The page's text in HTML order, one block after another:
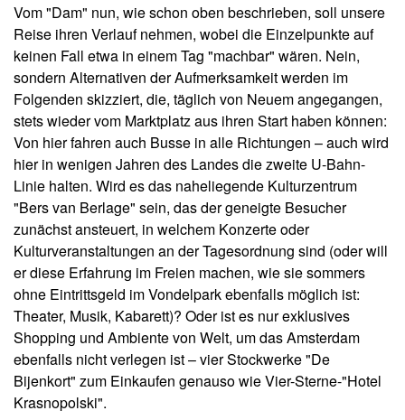
Vom "Dam" nun, wie schon oben beschrieben, soll unsere
Reise ihren Verlauf nehmen, wobei die Einzelpunkte auf
keinen Fall etwa in einem Tag "machbar" wären. Nein,
sondern Alternativen der Aufmerksamkeit werden im
Folgenden skizziert, die, täglich von Neuem angegangen,
stets wieder vom Marktplatz aus ihren Start haben können:
Von hier fahren auch Busse in alle Richtungen – auch wird
hier in wenigen Jahren des Landes die zweite U-Bahn-
Linie halten. Wird es das naheliegende Kulturzentrum
"Bers van Berlage" sein, das der geneigte Besucher
zunächst ansteuert, in welchem Konzerte oder
Kulturveranstaltungen an der Tagesordnung sind (oder will
er diese Erfahrung im Freien machen, wie sie sommers
ohne Eintrittsgeld im Vondelpark ebenfalls möglich ist:
Theater, Musik, Kabarett)? Oder ist es nur exklusives
Shopping und Ambiente von Welt, um das Amsterdam
ebenfalls nicht verlegen ist – vier Stockwerke "De
Bijenkort" zum Einkaufen genauso wie Vier-Sterne-"Hotel
Krasnopolski".